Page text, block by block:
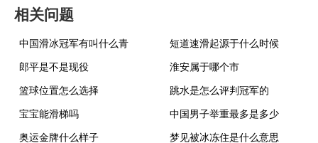
相关问题
中国滑冰冠军有叫什么青
短道速滑起源于什么时候
郎平是不是现役
淮安属于哪个市
篮球位置怎么选择
跳水是怎么评判冠军的
宝宝能滑梯吗
中国男子举重最多是多少
奥运金牌什么样子
梦见被冰冻住是什么意思